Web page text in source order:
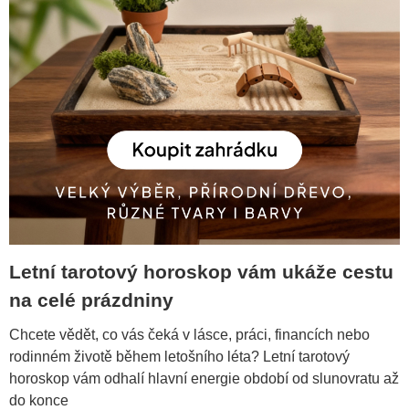
Letní tarotový horoskop vám ukáže cestu
na celé prázdniny
Chcete vědět, co vás čeká v lásce, práci, financích nebo
rodinném životě během letošního léta? Letní tarotový
horoskop vám odhalí hlavní energie období od slunovratu až
do konce